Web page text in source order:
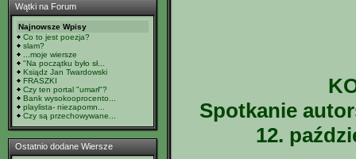
Wątki na Forum
Najnowsze Wpisy
Co to jest poezja?
slam?
...moje wiersze
"Na początku było sł...
Ksiądz Jan Twardowski
FRASZKI
Czy ten portal "umarł"?
Bank wysokooprocento...
playlista- niezapomn...
Czy są przechowywane...
Ostatnio dodane Wiersze
Spotkanie
12.